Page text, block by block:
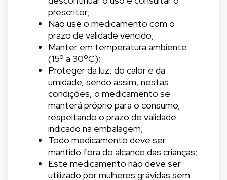
prescritor;
Não use o medicamento com o
prazo de validade vencido;
Manter em temperatura ambiente
(15º a 30ºC);
Proteger da luz, do calor e da
umidade, sendo assim, nestas
condições, o medicamento se
manterá próprio para o consumo,
respeitando o prazo de validade
indicado na embalagem;
Todo medicamento deve ser
mantido fora do alcance das crianças;
Este medicamento não deve ser
utilizado por mulheres grávidas sem